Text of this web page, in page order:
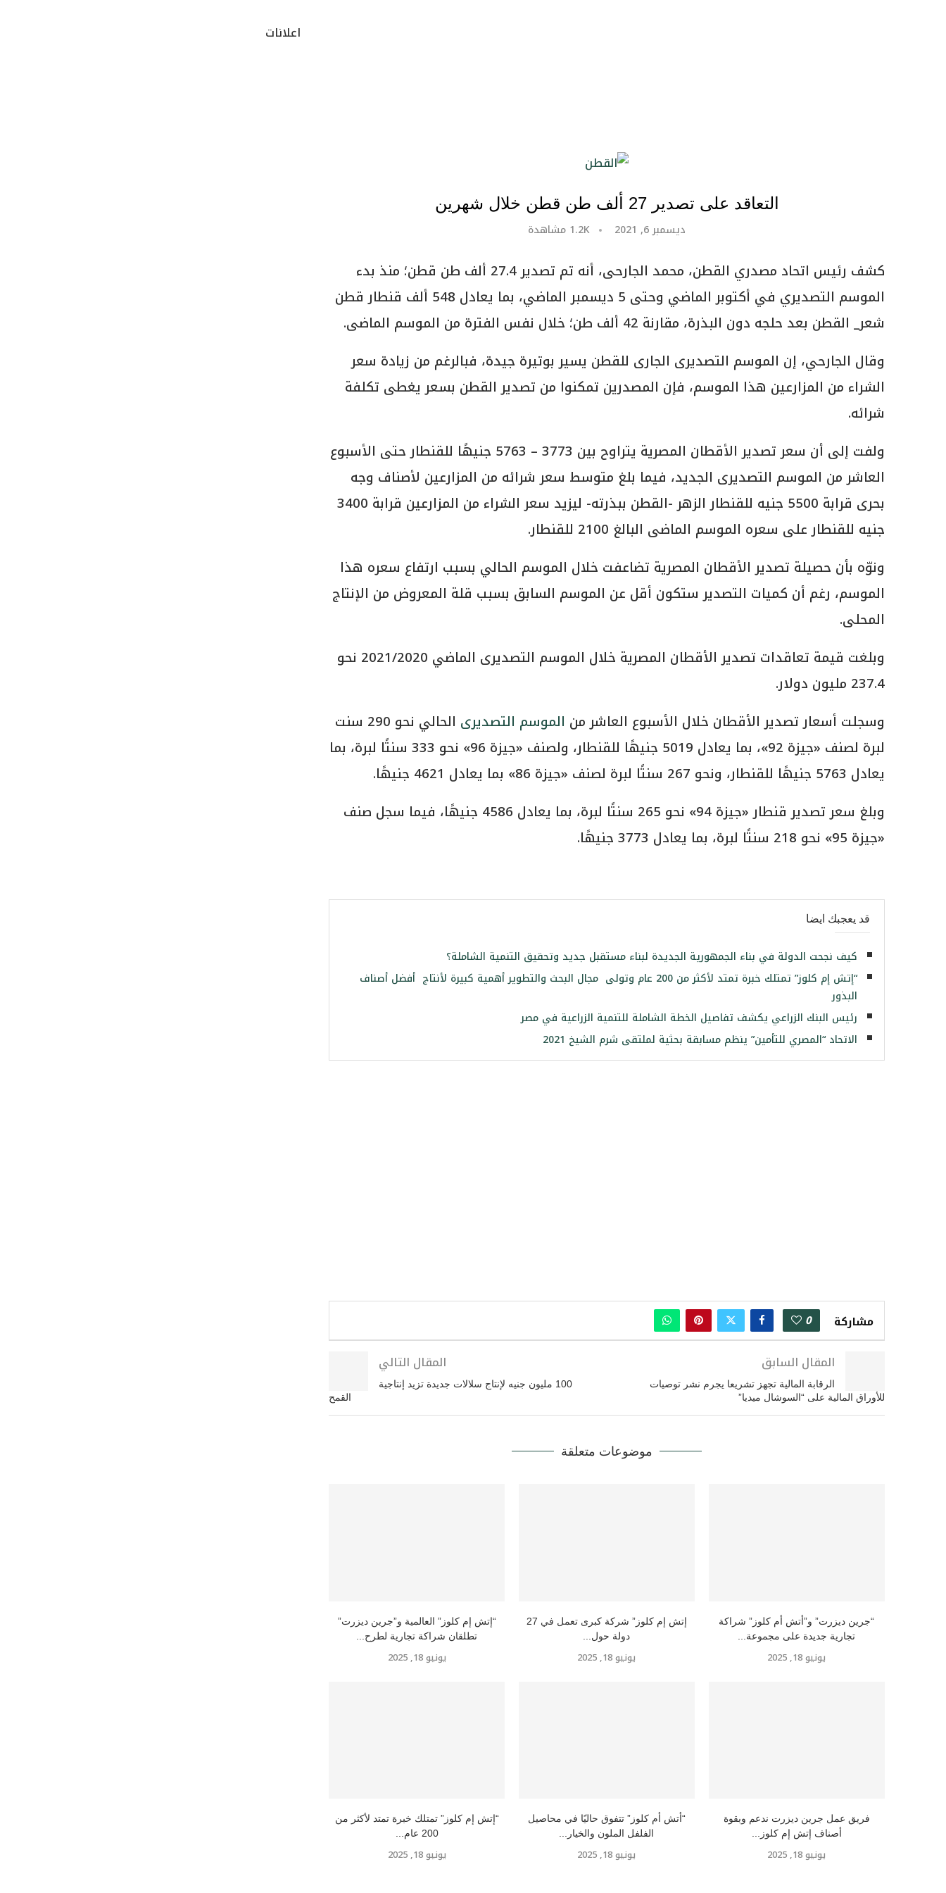
التعاقد على تصدير 27 ألف طن قطن خلال شهرين
ديسمبر 6, 2021
1.2K مشاهدة
كشف رئيس اتحاد مصدري القطن، محمد الجارحى، أنه تم تصدير 27.4 ألف طن قطن؛ منذ بدء
الموسم التصديري في أكتوبر الماضي وحتى 5 ديسمبر الماضي، بما يعادل 548 ألف قنطار قطن
شعر_ القطن بعد حلجه دون البذرة، مقارنة 42 ألف طن؛ خلال نفس الفترة من الموسم الماضى.
وقال الجارحي، إن الموسم التصديرى الجارى للقطن يسير بوتيرة جيدة، فبالرغم من زيادة سعر
الشراء من المزارعين هذا الموسم، فإن المصدرين تمكنوا من تصدير القطن بسعر يغطى تكلفة
شرائه.
ولفت إلى أن سعر تصدير الأقطان المصرية يتراوح بين 3773 – 5763 جنيهًا للقنطار حتى الأسبوع
العاشر من الموسم التصديرى الجديد، فيما بلغ متوسط سعر شرائه من المزارعين لأصناف وجه
بحرى قرابة 5500 جنيه للقنطار الزهر -القطن ببذرته- ليزيد سعر الشراء من المزارعين قرابة 3400
جنيه للقنطار على سعره الموسم الماضى البالغ 2100 للقنطار.
ونوّه بأن حصيلة تصدير الأقطان المصرية تضاعفت خلال الموسم الحالي بسبب ارتفاع سعره هذا
الموسم، رغم أن كميات التصدير ستكون أقل عن الموسم السابق بسبب قلة المعروض من الإنتاج
المحلى.
وبلغت قيمة تعاقدات تصدير الأقطان المصرية خلال الموسم التصديرى الماضي 2021/2020 نحو
237.4 مليون دولار.
وسجلت أسعار تصدير الأقطان خلال الأسبوع العاشر من الموسم التصديرى
الحالي نحو 290 سنت
لبرة لصنف «جيزة 92»، بما يعادل 5019 جنيهًا للقنطار، ولصنف «جيزة 96» نحو 333 سنتًا لبرة، بما
يعادل 5763 جنيهًا للقنطار، ونحو 267 سنتًا لبرة لصنف «جيزة 86» بما يعادل 4621 جنيهًا.
وبلغ سعر تصدير قنطار «جيزة 94» نحو 265 سنتًا لبرة، بما يعادل 4586 جنيهًا، فيما سجل صنف
«جيزة 95» نحو 218 سنتًا لبرة، بما يعادل 3773 جنيهًا.
قد يعجبك ايضا
كيف نجحت الدولة في بناء الجمهورية الجديدة لبناء مستقبل جديد وتحقيق التنمية الشاملة؟
“إتش إم كلوز” تمتلك خبرة تمتد لأكثر من 200 عام وتولى مجال البحث والتطوير أهمية كبيرة لأنتاج أفضل أصناف
البذور
رئيس البنك الزراعي يكشف تفاصيل الخطة الشاملة للتنمية الزراعية في مصر
الاتحاد “المصري للتأمين” ينظم مسابقة بحثية لملتقى شرم الشيخ 2021
مشاركة 0
المقال السابق
الرقابة المالية تجهز تشريعا يجرم نشر توصيات
للأوراق المالية على “السوشال ميديا”
المقال التالي
100 مليون جنيه لإنتاج سلالات جديدة تزيد إنتاجية
القمح
موضوعات متعلقة
“إتش إم كلوز” العالمية و”جرين ديزرت”
تطلقان شراكة تجارية لطرح...
يونيو 18, 2025
إتش إم كلوز” شركة كبرى تعمل في 27
دولة حول...
يونيو 18, 2025
“جرين ديزرت” و”أتش أم كلوز” شراكة
تجارية جديدة على مجموعة...
يونيو 18, 2025
“إتش إم كلوز” تمتلك خبرة تمتد لأكثر من
200 عام...
يونيو 18, 2025
“أتش أم كلوز” تتفوق حاليًا في محاصيل
الفلفل الملون والخيار...
يونيو 18, 2025
فريق عمل جرين ديزرت ندعم وبقوة
أصناف إتش إم كلوز...
يونيو 18, 2025
اعلانات